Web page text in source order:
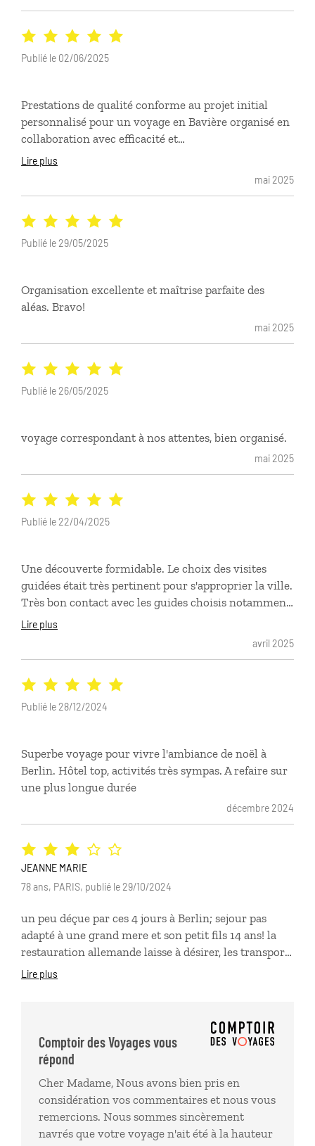
Prestations de qualité conforme au projet initial
personnalisé pour un voyage en Bavière organisé en
collaboration avec efficacité et
professionnalisme.Agence à recommander .
Lire plus
mai 2025
Publié le 02/06/2025
Organisation excellente et maîtrise parfaite des
aléas. Bravo!
mai 2025
Publié le 29/05/2025
voyage correspondant à nos attentes, bien organisé.
mai 2025
Publié le 26/05/2025
Une découverte formidable. Le choix des visites
guidées était très pertinent pour s'approprier la ville.
Très bon contact avec les guides choisis notamment
Matthieu.
Lire plus
avril 2025
Publié le 22/04/2025
Superbe voyage pour vivre l'ambiance de noël à
Berlin. Hôtel top, activités très sympas. A refaire sur
une plus longue durée
décembre 2024
Publié le 28/12/2024
un peu déçue par ces 4 jours à Berlin; sejour pas
adapté à une grand mere et son petit fils 14 ans! la
restauration allemande laisse à désirer, les transports
metro trains : il faut se debrouiller seuls, se perdre, le
fille comprenait le français et nous a aidés....rien vu
du vieux berlin , des églises et des musees! Mieulle
Lire plus
JEANNE MARIE
78 ans, PARIS, publié le 29/10/2024
Comptoir des Voyages vous
répond
Cher Madame, Nous avons bien pris en
considération vos commentaires et nous vous
remercions. Nous sommes sincèrement
navrés que votre voyage n'ait été à la hauteur